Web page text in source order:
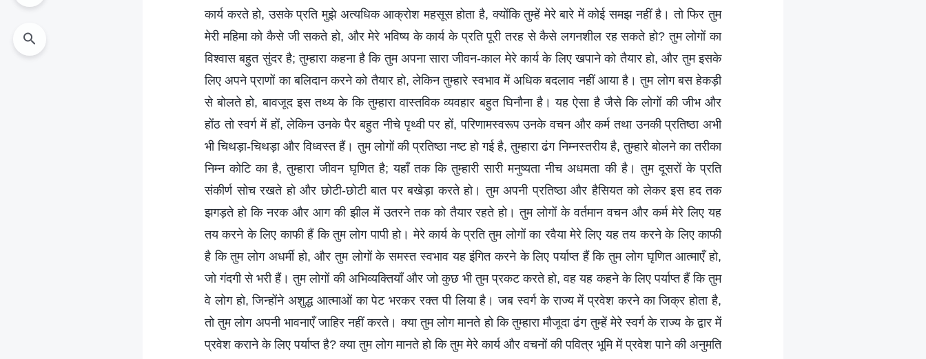
कार्य करते हो, उसके प्रति मुझे अत्यधिक आक्रोश महसूस होता है, क्योंकि तुम्हें मेरे बारे में कोई समझ नहीं है। तो फिर तुम
मेरी महिमा को कैसे जी सकते हो, और मेरे भविष्य के कार्य के प्रति पूरी तरह से कैसे लगनशील रह सकते हो? तुम लोगों का
विश्वास बहुत सुंदर है; तुम्हारा कहना है कि तुम अपना सारा जीवन-काल मेरे कार्य के लिए खपाने को तैयार हो, और तुम इसके
लिए अपने प्राणों का बलिदान करने को तैयार हो, लेकिन तुम्हारे स्वभाव में अधिक बदलाव नहीं आया है। तुम लोग बस हेकड़ी
से बोलते हो, बावजूद इस तथ्य के कि तुम्हारा वास्तविक व्यवहार बहुत घिनौना है। यह ऐसा है जैसे कि लोगों की जीभ और
होंठ तो स्वर्ग में हों, लेकिन उनके पैर बहुत नीचे पृथ्वी पर हों, परिणामस्वरूप उनके वचन और कर्म तथा उनकी प्रतिष्ठा अभी
भी चिथड़ा-चिथड़ा और विध्वस्त हैं। तुम लोगों की प्रतिष्ठा नष्ट हो गई है, तुम्हारा ढंग निम्नस्तरीय है, तुम्हारे बोलने का तरीका
निम्न कोटि का है, तुम्हारा जीवन घृणित है; यहाँ तक कि तुम्हारी सारी मनुष्यता नीच अधमता की है। तुम दूसरों के प्रति
संकीर्ण सोच रखते हो और छोटी-छोटी बात पर बखेड़ा करते हो। तुम अपनी प्रतिष्ठा और हैसियत को लेकर इस हद तक
झगड़ते हो कि नरक और आग की झील में उतरने तक को तैयार रहते हो। तुम लोगों के वर्तमान वचन और कर्म मेरे लिए यह
तय करने के लिए काफी हैं कि तुम लोग पापी हो। मेरे कार्य के प्रति तुम लोगों का रवैया मेरे लिए यह तय करने के लिए काफी
है कि तुम लोग अधर्मी हो, और तुम लोगों के समस्त स्वभाव यह इंगित करने के लिए पर्याप्त हैं कि तुम लोग घृणित आत्माएँ हो,
जो गंदगी से भरी हैं। तुम लोगों की अभिव्यक्तियाँ और जो कुछ भी तुम प्रकट करते हो, वह यह कहने के लिए पर्याप्त हैं कि तुम
वे लोग हो, जिन्होंने अशुद्ध आत्माओं का पेट भरकर रक्त पी लिया है। जब स्वर्ग के राज्य में प्रवेश करने का जिक्र होता है,
तो तुम लोग अपनी भावनाएँ जाहिर नहीं करते। क्या तुम लोग मानते हो कि तुम्हारा मौजूदा ढंग तुम्हें मेरे स्वर्ग के राज्य के द्वार में
प्रवेश कराने के लिए पर्याप्त है? क्या तुम लोग मानते हो कि तुम मेरे कार्य और वचनों की पवित्र भूमि में प्रवेश पाने की अनुमति